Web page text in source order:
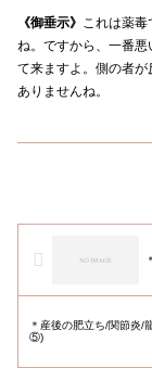
《御垂示》 これは薬
ね。ですから、一番
て来ますよ。側の者
ありませんね。
＊産後の肥立ち/関節炎/
⑤)